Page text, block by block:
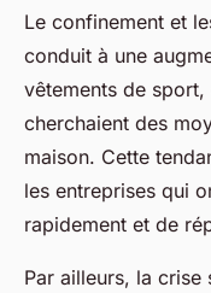
Le confinement et
conduit à une
vêtements de
cherchaient des
maison. Cette
les entreprises qui
rapidement et de
Par ailleurs, la crise